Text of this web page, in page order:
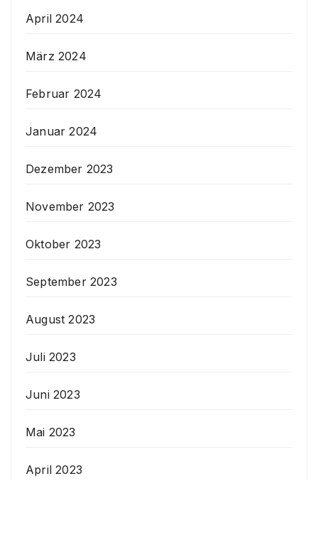
April 2024
März 2024
Februar 2024
Januar 2024
Dezember 2023
November 2023
Oktober 2023
September 2023
August 2023
Juli 2023
Juni 2023
Mai 2023
April 2023